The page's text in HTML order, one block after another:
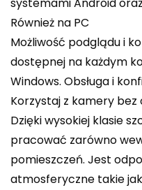
systemami Android oraz
Również na PC
Możliwość podglądu i
dostępnej na każdym
Windows. Obsługa i
Korzystaj z kamery bez
Dzięki wysokiej klasie
pracować zarówno
pomieszczeń. Jest
atmosferyczne takie